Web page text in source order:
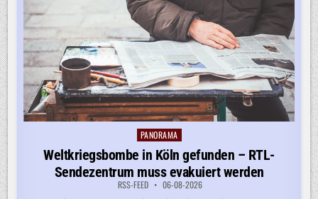
Posted
in
PANORAMA
Weltkriegsbombe in Köln gefunden – RTL-
Sendezentrum muss evakuiert werden
RSS-FEED 06-08-2026